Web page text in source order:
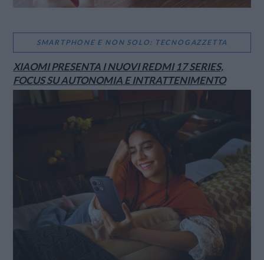
SMARTPHONE E NON SOLO: TECNOGAZZETTA
XIAOMI PRESENTA I NUOVI REDMI 17 SERIES,
FOCUS SU AUTONOMIA E INTRATTENIMENTO